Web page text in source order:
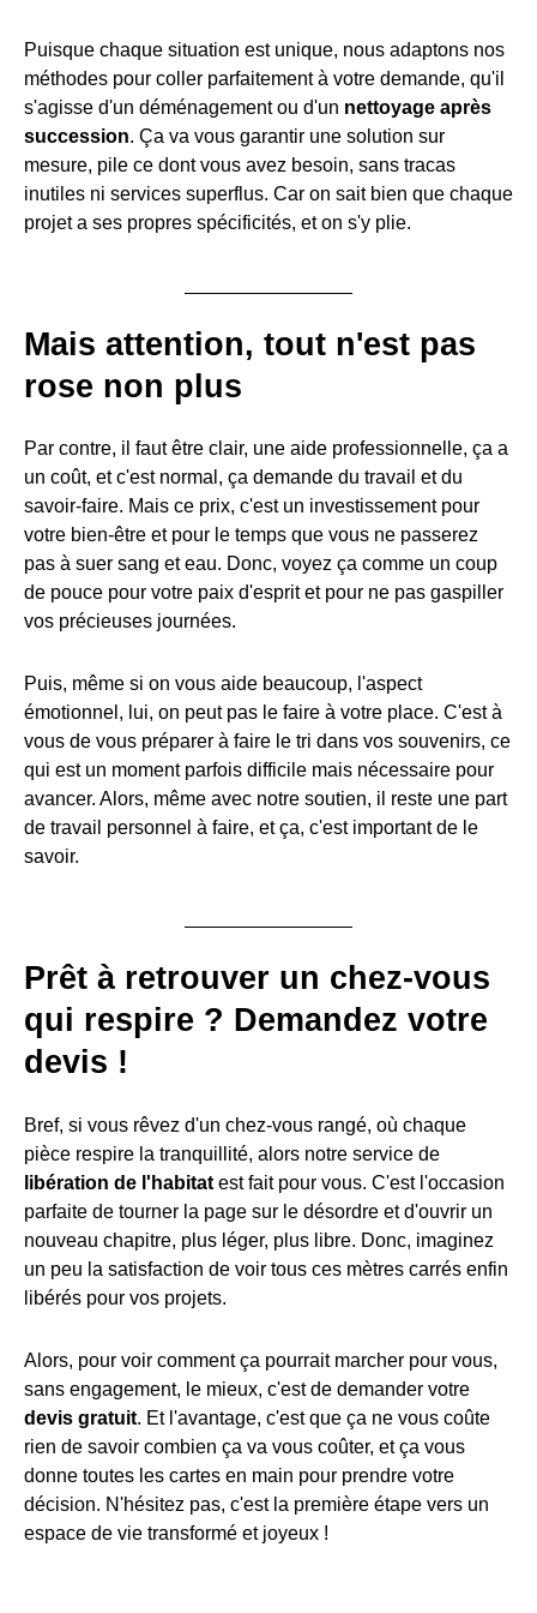
Puisque chaque situation est unique, nous adaptons nos
méthodes pour coller parfaitement à votre demande, qu'il
s'agisse d'un déménagement ou d'un nettoyage après
succession. Ça va vous garantir une solution sur
mesure, pile ce dont vous avez besoin, sans tracas
inutiles ni services superflus. Car on sait bien que chaque
projet a ses propres spécificités, et on s'y plie.
Mais attention, tout n'est pas
rose non plus
Par contre, il faut être clair, une aide professionnelle, ça a
un coût, et c'est normal, ça demande du travail et du
savoir-faire. Mais ce prix, c'est un investissement pour
votre bien-être et pour le temps que vous ne passerez
pas à suer sang et eau. Donc, voyez ça comme un coup
de pouce pour votre paix d'esprit et pour ne pas gaspiller
vos précieuses journées.
Puis, même si on vous aide beaucoup, l'aspect
émotionnel, lui, on peut pas le faire à votre place. C'est à
vous de vous préparer à faire le tri dans vos souvenirs, ce
qui est un moment parfois difficile mais nécessaire pour
avancer. Alors, même avec notre soutien, il reste une part
de travail personnel à faire, et ça, c'est important de le
savoir.
Prêt à retrouver un chez-vous
qui respire ? Demandez votre
devis !
Bref, si vous rêvez d'un chez-vous rangé, où chaque
pièce respire la tranquillité, alors notre service de
libération de l'habitat est fait pour vous. C'est l'occasion
parfaite de tourner la page sur le désordre et d'ouvrir un
nouveau chapitre, plus léger, plus libre. Donc, imaginez
un peu la satisfaction de voir tous ces mètres carrés enfin
libérés pour vos projets.
Alors, pour voir comment ça pourrait marcher pour vous,
sans engagement, le mieux, c'est de demander votre
devis gratuit. Et l'avantage, c'est que ça ne vous coûte
rien de savoir combien ça va vous coûter, et ça vous
donne toutes les cartes en main pour prendre votre
décision. N'hésitez pas, c'est la première étape vers un
espace de vie transformé et joyeux !